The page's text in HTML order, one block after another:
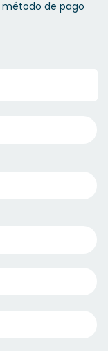
método de pago